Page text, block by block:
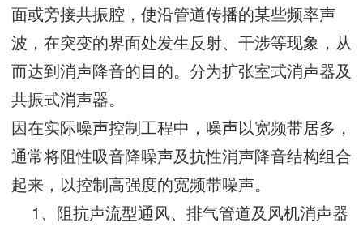
面或旁接共振腔，使沿管道传播的某些频率声
波，在突变的界面处发生反射、干涉等现象，从
而达到消声降音的目的。分为扩张室式消声器及
共振式消声器。
因在实际噪声控制工程中，噪声以宽频带居多，
通常将阻性吸音降噪声及抗性消声降音结构组合
起来，以控制高强度的宽频带噪声。
1、阻抗声流型通风、排气管道及风机消声器